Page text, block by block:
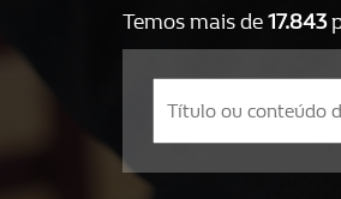
Temos mais de17.843